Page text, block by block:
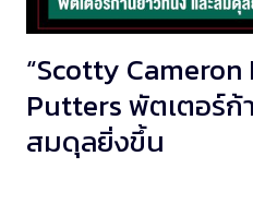
“Scotty Cameron
Putters พัตเตอร์ก้
สมดุลยิ่งขึ้น